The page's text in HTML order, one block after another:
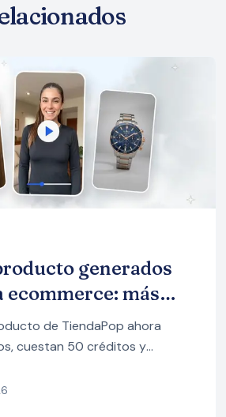
generados
ecommerce: más
a tu producto y
créditos
de TiendaPop ahora
cuestan 50 créditos y